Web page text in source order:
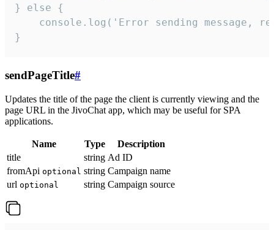
} else {
console.log('Error sending message,
}
sendPageTitle#
Updates the title of the page the client is currently viewing and the
page URL in the JivoChat app, which may be useful for SPA
applications.
Name Type
Description
title
string Ad ID
fromApi optional string Campaign name
url optional string Campaign source